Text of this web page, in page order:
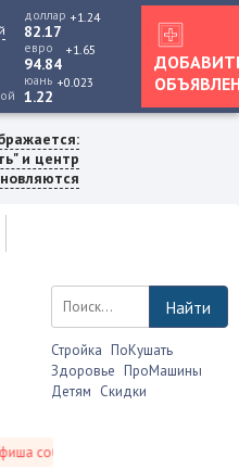
доллар
82.17
+1.24
евро
94.84
+1.65
юань
1.22
+0.023
и центр
событий и не только это.
Найти
Стройка ПоКушать
Здоровье ПроМашины
Детям Скидки